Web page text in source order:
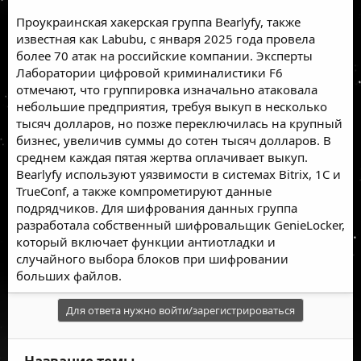
Проукраинская хакерская группа Bearlyfy, также
известная как Labubu, с января 2025 года провела
более 70 атак на российские компании. Эксперты
Лаборатории цифровой криминалистики F6
отмечают, что группировка изначально атаковала
небольшие предприятия, требуя выкуп в несколько
тысяч долларов, но позже переключилась на крупный
бизнес, увеличив суммы до сотен тысяч долларов. В
среднем каждая пятая жертва оплачивает выкуп.
Bearlyfy используют уязвимости в системах Bitrix, 1С и
TrueConf, а также компрометируют данные
подрядчиков. Для шифрования данных группа
разработала собственный шифровальщик GenieLocker,
который включает функции антиотладки и
случайного выбора блоков при шифровании
больших файлов.
Для ответа нужно войти/зарегистрироваться